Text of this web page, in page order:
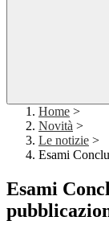
Home >
Novità >
Le notizie >
Esami
Esami